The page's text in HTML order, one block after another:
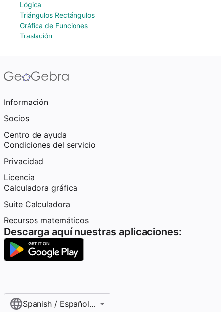
Lógica
Triángulos Rectángulos
Gráfica de Funciones
Traslación
Información
Socios
Centro de ayuda
Condiciones del servicio
Privacidad
Licencia
Calculadora gráfica
Suite Calculadora
Recursos matemáticos
Descarga aquí nuestras aplicaciones:
Spanish / Español (internacional)